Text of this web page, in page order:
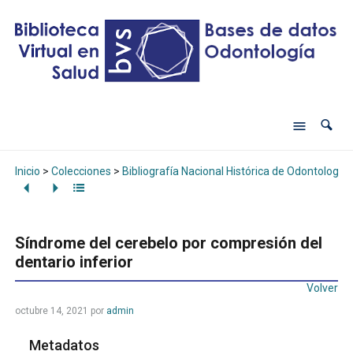
Inicio > Colecciones > Bibliografía Nacional Histórica de Odontología
Síndrome del cerebelo por compresión del
dentario inferior
Volver
octubre 14, 2021 por admin
Metadatos